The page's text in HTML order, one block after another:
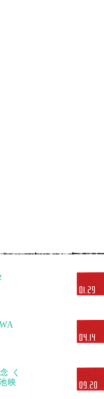
01.29
04.14
く
映
09.20